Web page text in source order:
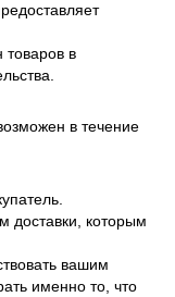
товаров в
в течение
доставки, которым
вашим
именно то, что